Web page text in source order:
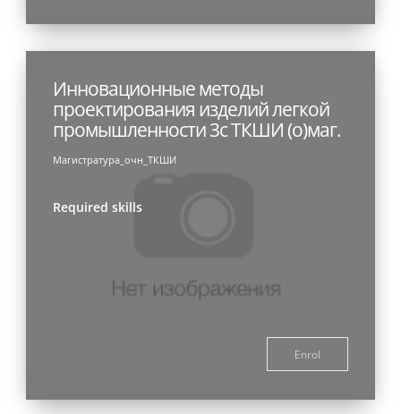
Инновационные методы
проектирования изделий легкой
промышленности 3с ТКШИ (о)маг.
Магистратура_очн_ТКШИ
Required skills
Enrol